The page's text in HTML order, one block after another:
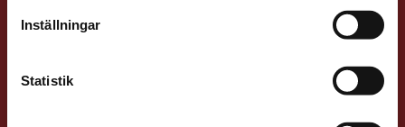
Inställningar
Statistik